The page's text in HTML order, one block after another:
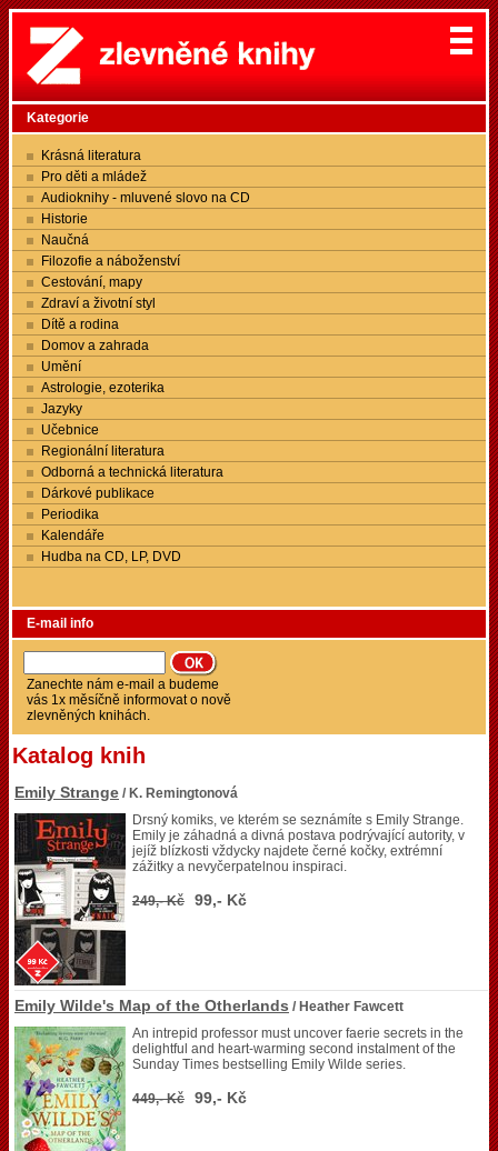
Kategorie
Krásná literatura
Pro děti a mládež
Audioknihy - mluvené slovo na CD
Historie
Naučná
Filozofie a náboženství
Cestování, mapy
Zdraví a životní styl
Dítě a rodina
Domov a zahrada
Umění
Astrologie, ezoterika
Jazyky
Učebnice
Regionální literatura
Odborná a technická literatura
Dárkové publikace
Periodika
Kalendáře
Hudba na CD, LP, DVD
E-mail info
Zanechte nám e-mail a budeme
vás 1x měsíčně informovat o nově
zlevněných knihách.
Katalog knih
Emily Strange / K. Remingtonová
Drsný komiks, ve kterém se seznámíte s Emily Strange.
Emily je záhadná a divná postava podrývající autority, v
jejíž blízkosti vždycky najdete černé kočky, extrémní
zážitky a nevyčerpatelnou inspiraci.
249,- Kč 99,- Kč
Emily Wilde's Map of the Otherlands / Heather Fawcett
An intrepid professor must uncover faerie secrets in the
delightful and heart-warming second instalment of the
Sunday Times bestselling Emily Wilde series.
449,- Kč 99,- Kč